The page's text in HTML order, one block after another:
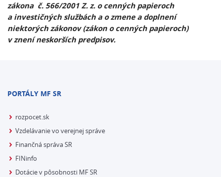
zákona č. 566/2001 Z. z. o cenných papieroch
a investičných službách a o zmene a doplnení
niektorých zákonov (zákon o cenných papieroch)
v znení neskorších predpisov.
PORTÁLY MF SR
rozpocet.sk
Vzdelávanie vo verejnej správe
Finančná správa SR
FINinfo
Dotácie v pôsobnosti MF SR